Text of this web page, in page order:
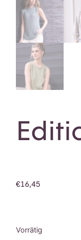
€16,45
Vorrätig